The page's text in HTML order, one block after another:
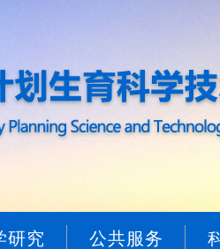
研究 公共服务